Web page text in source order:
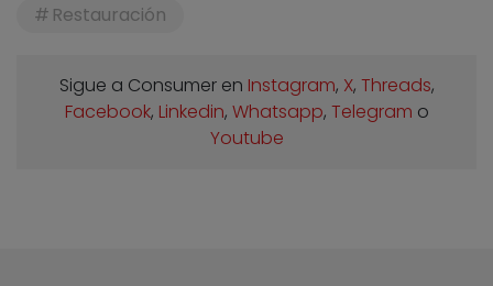
Restauración
Sigue a Consumer en Instagram, X, Threads,
Facebook, Linkedin, Whatsapp, Telegram o
Youtube